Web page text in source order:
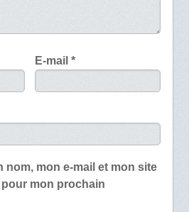
E-mail*
nom, mon e-mail et mon site
mon prochain